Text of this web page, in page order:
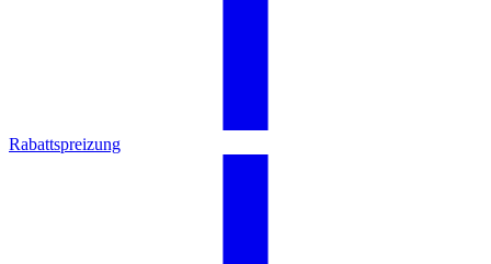
Rabattspreizung